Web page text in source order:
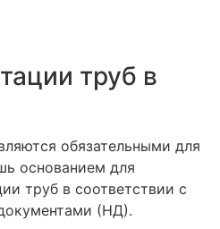
труб в
обязательными для
основанием для
труб в соответствии с
(НД).